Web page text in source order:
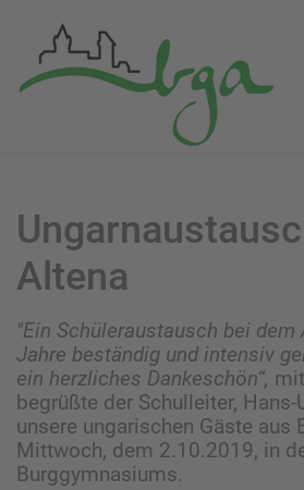
Altena
"Ein Schüleraustausch bei
Jahre beständig und intensiv
ein herzliches Dankeschön“,
begrüßte der Schulleiter,
unsere ungarischen Gäste aus
Mittwoch, dem 2.10.2019, in
Burggymnasiums.